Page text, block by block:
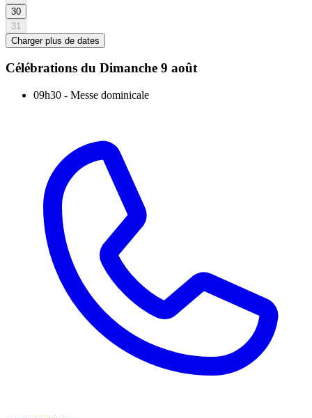
30
31
Charger plus de dates
Célébrations du Dimanche 9 août
09h30 - Messe dominicale